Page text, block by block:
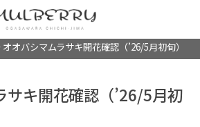
オオバシマムラサキ開花確認（’26/5月初旬）
サキ開花確認（’26/5月初